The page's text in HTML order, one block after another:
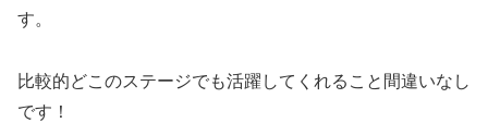
す。
比較的どこのステージでも活躍してくれること間違いなし
です！